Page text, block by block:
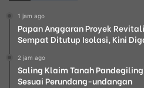
1 jam ago
Papan Anggaran Proyek
Sempat Ditutup Isolasi, Kini
2 jam ago
Saling Klaim Tanah
Sesuai Perundang-undangan